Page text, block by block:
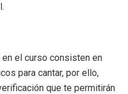
el curso consisten en
para cantar, por ello,
que te permitirán